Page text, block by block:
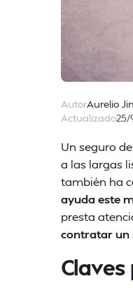
AutorAurelio
Actualizado25/
Un seguro
a las largas
también ha
ayuda este
presta
contratar un